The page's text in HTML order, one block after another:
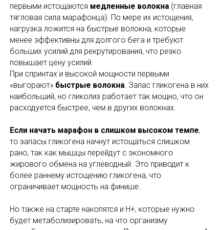
первыми истощаются медленные волокна (главная
тягловая сила марафонца). По мере их истощения,
нагрузка ложится на быстрые волокна, которые
менее эффективны для долгого бега и требуют
больших усилий для рекрутирования, что резко
повышает цену усилий.
При спринтах и высокой мощности первыми
«выгорают» быстрые волокна. Запас гликогена в них
наибольший, но гликолиз работает так мощно, что он
расходуется быстрее, чем в других волокнах.
Если начать марафон в слишком высоком темпе,
то запасы гликогена начнут истощаться слишком
рано, так как мышцы перейдут с экономного
жирового обмена на углеводный. Это приводит к
более раннему истощению гликогена, что
ограничивает мощность на финише.
Но также на старте накопятся и Н+, которые нужно
будет метаболизировать, на что организму